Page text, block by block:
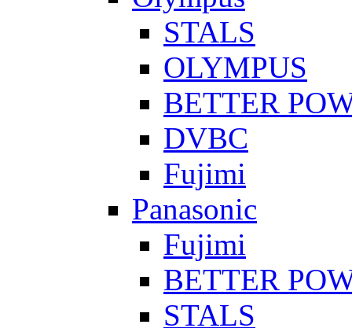
STALS
OLYMPUS
BETTER
DVBC
Fujimi
Panasonic
Fujimi
BETTER
STALS